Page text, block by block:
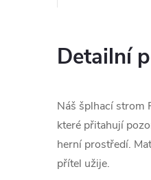
Detailní
Náš šplhací strom
které přitahují
herní prostředí.
přítel užije.